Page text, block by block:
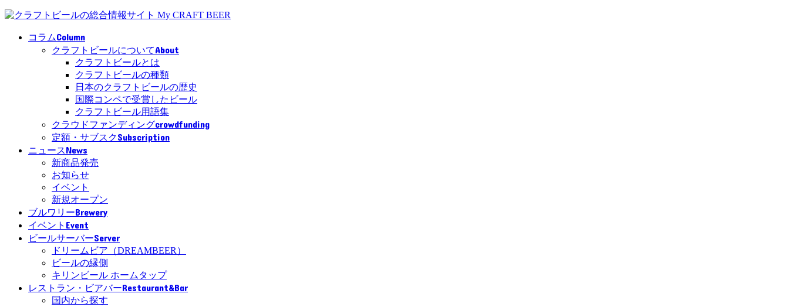
コラムColumn
クラフトビールについてAbout
クラフトビールとは
クラフトビールの種類
日本のクラフトビールの歴史
国際コンペで受賞したビール
クラフトビール用語集
クラウドファンディングcrowdfunding
定額・サブスクSubscription
ニュースNews
新商品発売
お知らせ
イベント
新規オープン
ブルワリーBrewery
イベント Event
ビールサーバーServer
ドリームビア（DREAMBEER）
ビールの縁側
キリンビール ホームタップ
レストラン・ビアバーRestaurant&Bar
国内から探す